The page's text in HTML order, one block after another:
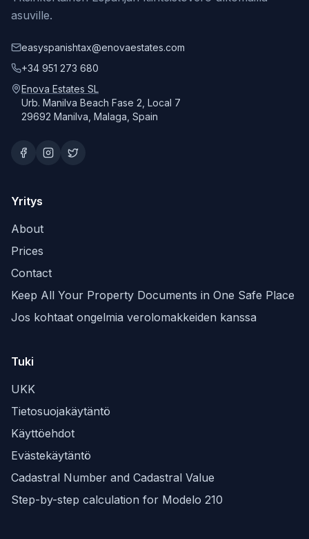
asuville.
easyspanishtax@enovaestates.com
+34 951 273 680
Enova Estates SL
Urb. Manilva Beach Fase 2, Local 7
29692 Manilva, Malaga, Spain
Yritys
About
Prices
Contact
Keep All Your Property Documents in One Safe Place
Jos kohtaat ongelmia verolomakkeiden kanssa
Tuki
UKK
Tietosuojakäytäntö
Käyttöehdot
Evästekäytäntö
Cadastral Number and Cadastral Value
Step-by-step calculation for Modelo 210